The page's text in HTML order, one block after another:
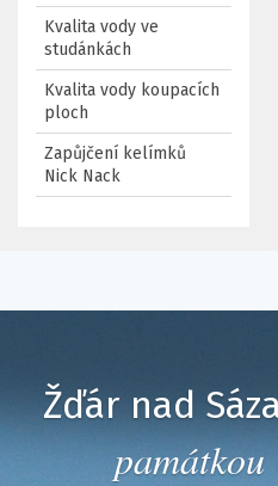
Kvalita vody ve
studánkách
Kvalita vody koupacích
ploch
Zapůjčení kelímků
Nick Nack
Žďár nad
památkou